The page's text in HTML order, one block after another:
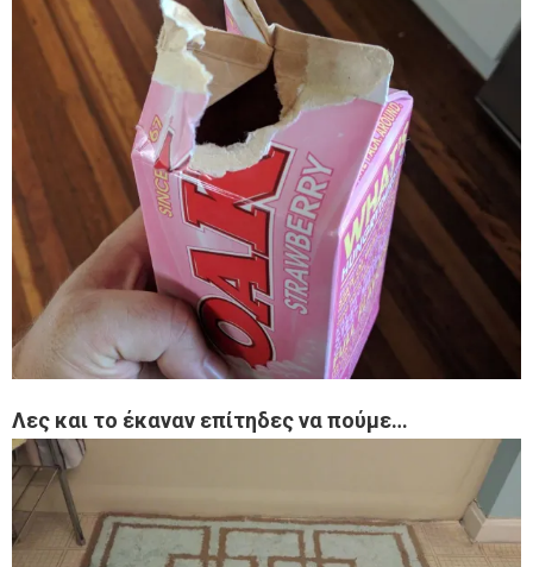
Λες και το έκαναν επίτηδες να πούμε…